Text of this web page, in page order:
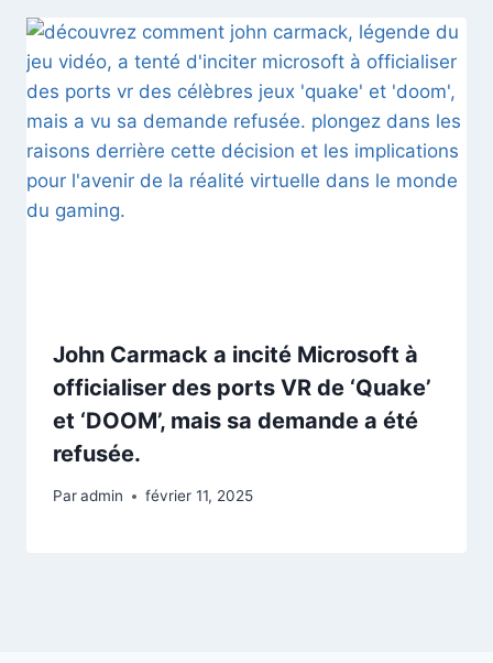
John Carmack a incité Microsoft à
officialiser des ports VR de ‘Quake’
et ‘DOOM’, mais sa demande a été
refusée.
Paradmin février 11, 2025